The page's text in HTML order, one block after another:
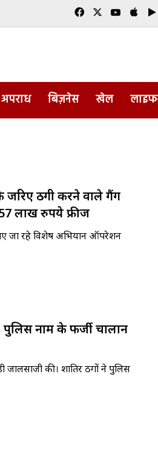
FacebookYouTube
Apple
अपराध बिज़नेस खेल
जरिए ठगी करने वाले गैंग
लाख रुपये फ्रीज
जा रहे विशेष अभियान ऑपरेशन
नाम के फर्जी चालान
की। शातिर ठगों ने पुलिस